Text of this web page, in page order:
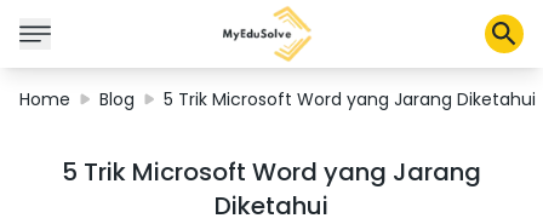
Corporate Solutions
Home Blog 5 Trik Microsoft Word yang Jarang Diketahui
5 Trik Microsoft Word yang Jarang
Diketahui